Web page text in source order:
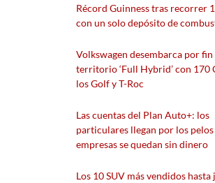
Récord Guinness tras recorrer
con un solo depósito de
Volkswagen desembarca por fin
territorio ‘Full Hybrid’ con 170
los Golf y T-Roc
Las cuentas del Plan Auto+: los
particulares llegan por los pelos
empresas se quedan sin dinero
Los 10 SUV más vendidos